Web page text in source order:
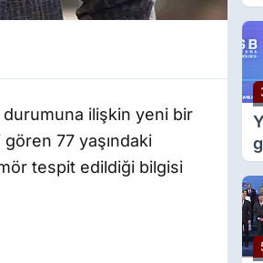
durumuna ilişkin yeni bir
77 yaşındaki
tespit edildiği bilgisi